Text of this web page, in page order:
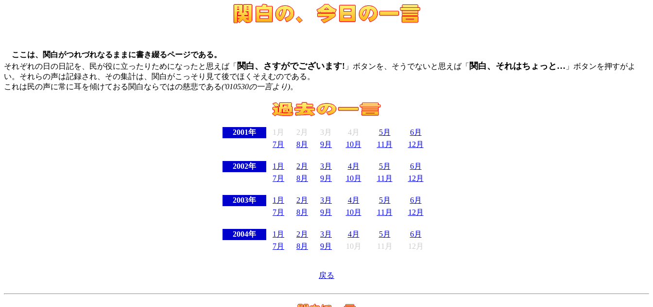
ここは、関白がつれづれなるままに書き綴るページである。
それぞれの日の日記を、民が役に立ったりためになったと思えば「 関白、さすがでございます! 」ボタンを、そうでないと思えば「 関白、それはちょっと… 」ボタンを押すがよ
い。それらの声は記録され、その集計は、関白がこっそり見て後でほくそえむのである。
これは民の声に常に耳を傾けておる関白ならではの慈悲である('010530の一言より)。
2001年 1月 2月 3月 4月 5月
6月
7月
8月 9月 10月 11月 12月
2002年 1月 2月 3月 4月 5月
6月
7月
8月 9月 10月 11月 12月
2003年 1月 2月 3月 4月 5月
6月
7月
8月 9月 10月 11月 12月
2004年 1月 2月 3月 4月 5月
6月
7月
8月 9月 10月 11月 12月
戻る